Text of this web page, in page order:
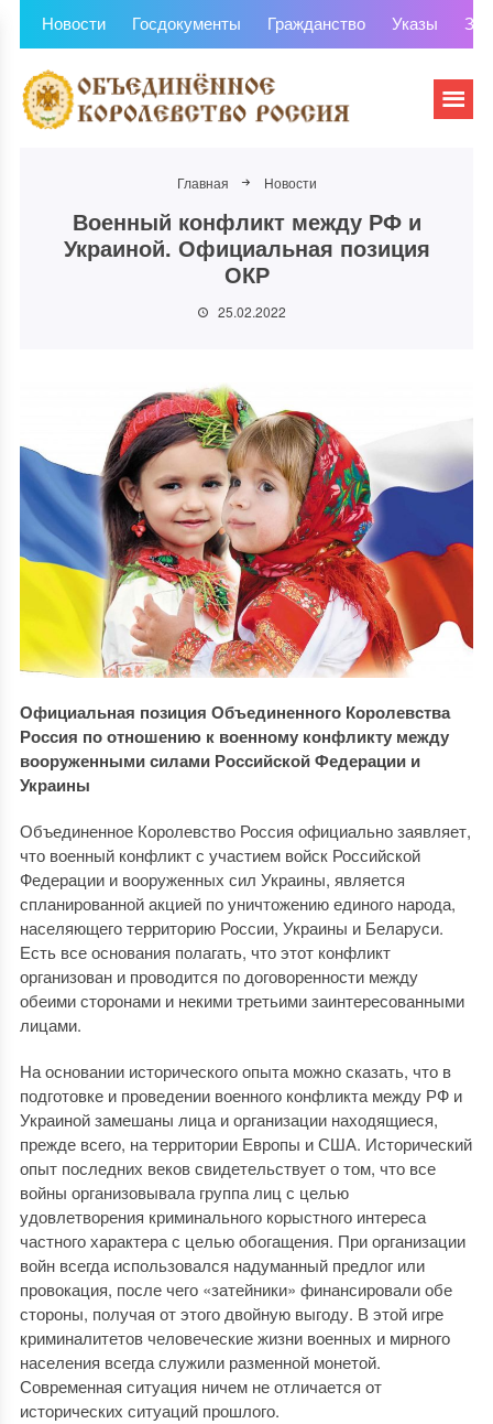
Новости Госдокументы Гражданство Указы
Главная Новости
Военный конфликт между РФ и
Украиной. Официальная позиция
ОКР
25.02.2022
Официальная позиция Объединенного Королевства
Россия по отношению к военному конфликту между
вооруженными силами Российской Федерации и
Украины
Объединенное Королевство Россия официально заявляет,
что военный конфликт с участием войск Российской
Федерации и вооруженных сил Украины, является
спланированной акцией по уничтожению единого народа,
населяющего территорию России, Украины и Беларуси.
Есть все основания полагать, что этот конфликт
организован и проводится по договоренности между
обеими сторонами и некими третьими заинтересованными
лицами.
На основании исторического опыта можно сказать, что в
подготовке и проведении военного конфликта между РФ и
Украиной замешаны лица и организации находящиеся,
прежде всего, на территории Европы и США. Исторический
опыт последних веков свидетельствует о том, что все
войны организовывала группа лиц с целью
удовлетворения криминального корыстного интереса
частного характера с целью обогащения. При организации
войн всегда использовался надуманный предлог или
провокация, после чего «затейники» финансировали обе
стороны, получая от этого двойную выгоду. В этой игре
криминалитетов человеческие жизни военных и мирного
населения всегда служили разменной монетой.
Современная ситуация ничем не отличается от
исторических ситуаций прошлого.